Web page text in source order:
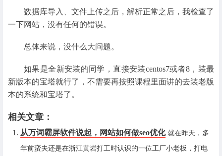
数据库导入、文件上传之后，解析正常之后，我检查了
一下网站，没有任何的错误。
总体来说，没什么大问题。
如果是全新安装的同学，直接安装centos7或者8，装最
新版本的宝塔就行了，不需要再按照课程里面讲的去装老版
本的系统和宝塔了。
相关文章：
从万词霸屏软件说起，网站如何做seo优化 就在昨天，多
年前蛮夫还是在浙江黄岩打工时认识的一位工厂小老板，打电